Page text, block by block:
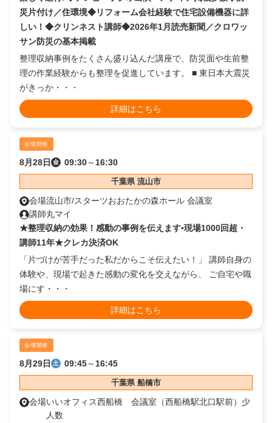
災片付け／住環境◆リフォーム会社経験で住宅設備機器に詳
しい！◆クリンネスト講師◆2026年1月読売新聞／クロワッ
サン防災の基本掲載
整理収納事例をたくさん盛り込んだ講座で、防災面や生前整
理の作業経験からも整理を促進しています。 ■ 東日本大震災
がきっか・・・
詳細はこちら
会場開催
8月28日 金 09:30～ 16:30
千葉県 流山市
会場流山市/スターツおおたかの森ホール 会議室
講師丸マイ
★整理収納の効果！感動の事例を伝えます▪️現場1000回超・
講師11年★クレカ決済OK
「片づけが苦手だった私だからこそ伝えたい！」 講師自身の
体験や、現場で起きた感動の変化を交えながら、 ご自宅や職
場にす・・・
詳細はこちら
会場開催
8月29日 土 09:45～ 16:45
千葉県 船橋市
会場いいオフィス西船橋 会議室（西船橋駅北口駅前）少
人数